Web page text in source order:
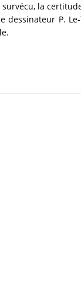
la
dessinateur P.